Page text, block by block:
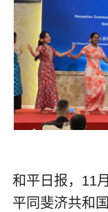
和平日报，11
平同斐济共和